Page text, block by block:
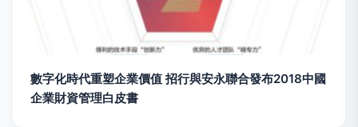
數字化時代重塑企業價值 招行與安永聯合發布2018中國
企業財資管理白皮書